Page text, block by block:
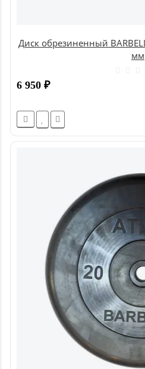
Диск обрезиненный
мм
6 950 ₽